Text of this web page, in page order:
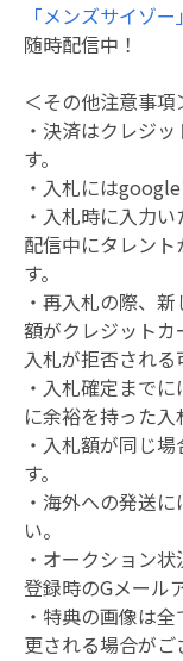
「メンズサイゾー」
随時配信中！
＜その他注意事項
・決済はクレジ
す。
・入札には
・入札時に入力
配信中にタレン
す。
・再入札の際、
額がクレジットカ
入札が拒否される
・入札確定まで
に余裕を持った入
・入札額が同じ
す。
・海外への発送に
い。
・オークション
登録時のGメール
・特典の画像は
更される場合がご